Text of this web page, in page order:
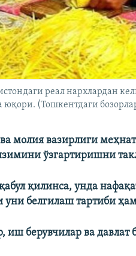
реал нархлардан
юқори. (Тошкентдаги
молия вазирлиги
ўзгартиришни
қилинса, унда
белгилаш тартиби
иш берувчилар ва